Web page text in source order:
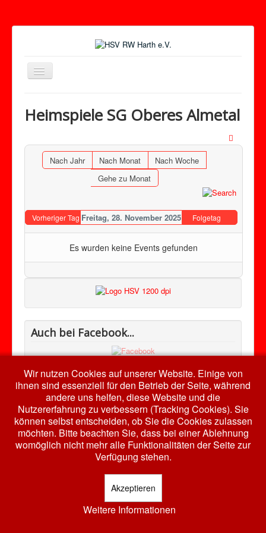
Toggle
Navigation
Heimspiele SG Oberes Almetal
Nach Jahr Nach Monat
Nach Woche
Gehe zu Monat
Vorheriger Tag Freitag, 28. November 2025 Folgetag
Es wurden keine Events gefunden
Auch bei Facebook...
Nach oben
© 2026 HSV RW Harth e.V.
Wir nutzen Cookies auf unserer Website. Einige von
ihnen sind essenziell für den Betrieb der Seite, während
andere uns helfen, diese Website und die
Nutzererfahrung zu verbessern (Tracking Cookies). Sie
können selbst entscheiden, ob Sie die Cookies zulassen
möchten. Bitte beachten Sie, dass bei einer Ablehnung
womöglich nicht mehr alle Funktionalitäten der Seite zur
Verfügung stehen.
Akzeptieren
Weitere Informationen